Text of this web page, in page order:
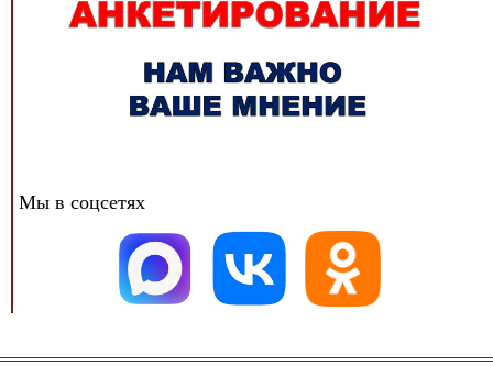
Мы в соцсетях